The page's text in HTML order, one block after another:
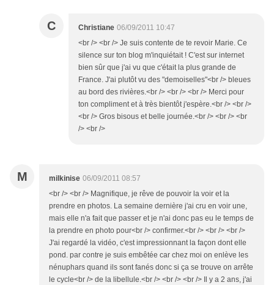
C Christiane 06/09/2011 10:47
<br /> <br /> Je suis contente de te revoir Marie. Ce
silence sur ton blog m'inquiétait ! C'est sur internet
bien sûr que j'ai vu que c'était la plus grande de
France. J'ai plutôt vu des "demoiselles"<br /> bleues
au bord des rivières.<br /> <br /> <br /> Merci pour
ton compliment et à très bientôt j'espère.<br /> <br />
<br /> Gros bisous et belle journée.<br /> <br /> <br
/> <br />
M milkinise 06/09/2011 08:57
<br /> <br /> Magnifique, je rêve de pouvoir la voir et la
prendre en photos. La semaine dernière j'ai cru en voir une,
mais elle n'a fait que passer et je n'ai donc pas eu le temps de
la prendre en photo pour<br /> confirmer.<br /> <br /> <br />
J'ai regardé la vidéo, c'est impressionnant la façon dont elle
pond. par contre je suis embêtée car chez moi on enlève les
nénuphars quand ils sont fanés donc si ça se trouve on arrête
le cycle<br /> de la libellule.<br /> <br /> <br /> Il y a 2 ans, j'ai